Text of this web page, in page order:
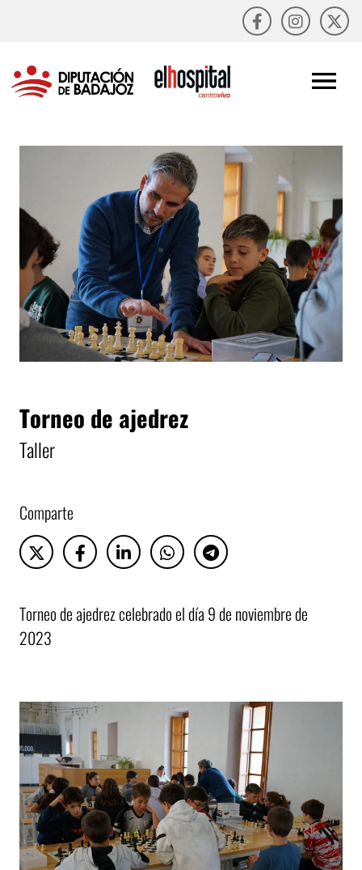
Torneo de ajedrez
Taller
Comparte
Torneo de ajedrez celebrado el día 9 de noviembre de
2023